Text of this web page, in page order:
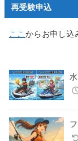
再受験申込
ここからお申し込